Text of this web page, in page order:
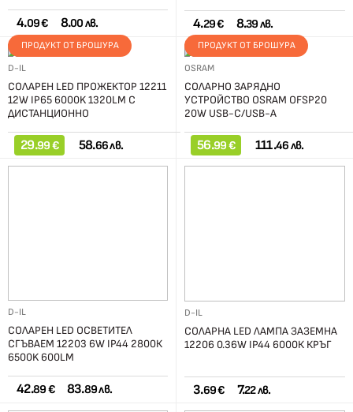
4.09 € 8.00 лв. 4.29 € 8.39 лв.
ПРОДУКТ ОТ БРОШУРА
D-IL
СОЛАРЕН LED ПРОЖЕКТОР 12211
12W IP65 6000K 1320LM С
ДИСТАНЦИОННО
29.99 € 58.66 лв.
ПРОДУКТ ОТ БРОШУРА
OSRAM
СОЛАРНО ЗАРЯДНО
УСТРОЙСТВО OSRAM OFSP20
20W USB-C/USB-A
56.99 € 111.46 лв.
D-IL
СОЛАРЕН LED ОСВЕТИТЕЛ
СГЪВАЕМ 12203 6W IP44 2800К
6500K 600LM
42.89 € 83.89 лв.
D-IL
СОЛАРНА LED ЛАМПА ЗАЗЕМНА
12206 0.36W IP44 6000К КРЪГ
3.69 € 7.22 лв.